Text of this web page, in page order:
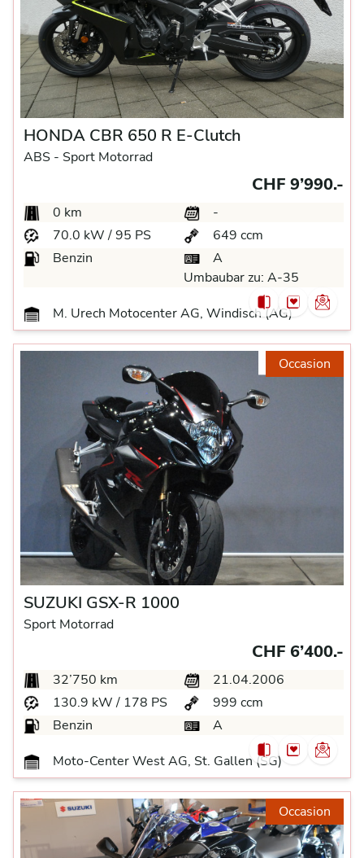
HONDA CBR 650 R E-Clutch
ABS - Sport Motorrad
CHF 9’990.-
0 km
-
70.0 kW / 95 PS
649 ccm
Benzin
A
Umbaubar zu: A-35
M. Urech Motocenter AG, Windisch (AG)
Occasion
SUZUKI GSX-R 1000
Sport Motorrad
CHF 6’400.-
32’750 km
21.04.2006
130.9 kW / 178 PS
999 ccm
Benzin
A
Moto-Center West AG, St. Gallen (SG)
Occasion